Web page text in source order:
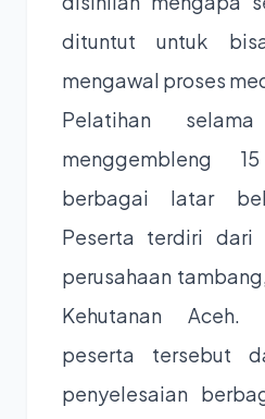
dituntut untuk
mengawal proses
Pelatihan
menggembleng
berbagai latar
Peserta terdiri dari
perusahaan
Kehutanan Aceh.
peserta tersebut
penyelesaian